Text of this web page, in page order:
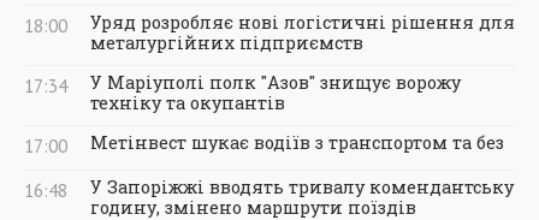
18:00
Уряд розробляє нові логістичні рішення для
металургійних підприємств
17:34
У Маріуполі полк "Азов" знищує ворожу
техніку та окупантів
17:00
Метінвест шукає водіїв з транспортом та без
16:48
У Запоріжжі вводять тривалу комендантську
годину, змінено маршрути поїздів